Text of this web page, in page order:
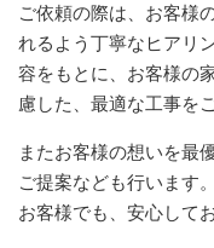
ご依頼の際は、お客様
れるよう丁寧なヒアリ
容をもとに、お客様の
慮した、最適な工事を
またお客様の想いを最
ご提案なども行います
お客様でも、安心して